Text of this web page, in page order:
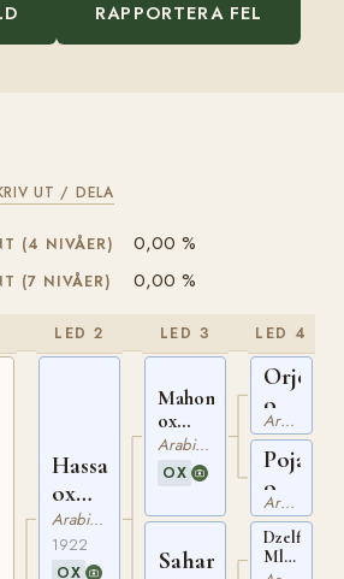
RAPPORTERA FEL
UT / DELA
(4 NIVÅER) 0,00 %
(7 NIVÅER) 0,00 %
LED 2
Hassan
ox
PASB
132
Arabiskt Fullblod
1922
OX
LED 3
Mahomet
ox
PASB
247
Arabiskt Fullblod
OX
Sahara
LED 4
Orjent
ox
PASB
399
Arabiskt Fullblod
Pojata
ox
PASB
400
Arabiskt Fullblod
Dzelfi
Mlecha